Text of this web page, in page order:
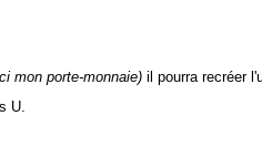
mon porte-monnaie) il pourra recréer
U.